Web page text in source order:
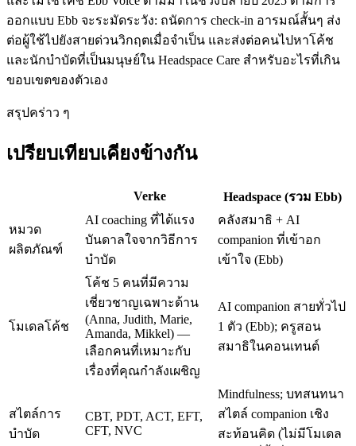
ออกแบบ Ebb จะระมัดระวัง: ถนัดการ check-in อารมณ์สั้นๆ ส่ง
ต่อผู้ใช้ไปยังสายด่วนวิกฤตเมื่อจำเป็น และส่งต่อคนไปหาโค้ช
และนักบำบัดที่เป็นมนุษย์ใน Headspace Care สำหรับอะไรที่เกิน
ขอบเขตของตัวเอง
สรุปคร่าว ๆ
เปรียบเทียบเคียงข้างกัน
Verke Headspace (รวม Ebb)
หมวด
ผลิตภัณฑ์
AI coaching ที่ได้แรง
บันดาลใจจากวิธีการ
บำบัด
คลังสมาธิ + AI
companion ที่เข้าอก
เข้าใจ (Ebb)
โมเดลโค้ช
โค้ช 5 คนที่มีความ
เชี่ยวชาญเฉพาะด้าน
(Anna, Judith, Marie,
Amanda, Mikkel) —
เลือกคนที่เหมาะกับ
เรื่องที่คุณกำลังเผชิญ
AI companion สายทั่วไป
1 ตัว (Ebb); ครูสอน
สมาธิในคอนเทนต์
สไตล์การ
บำบัด
CBT, PDT, ACT, EFT,
CFT, NVC
Mindfulness; บทสนทนา
สไตล์ companion เชิง
สะท้อนคิด (ไม่มีโมเดล